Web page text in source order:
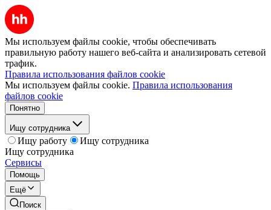
Мы используем файлы cookie, чтобы обеспечивать
правильную работу нашего веб-сайта и анализировать сетевой
трафик.
Правила использования файлов cookie
Мы используем файлы cookie. Правила использования
файлов cookie
Понятно
Ищу сотрудника
Ищу работу
Ищу сотрудника
Ищу сотрудника
Сервисы
Помощь
Ещё
Поиск